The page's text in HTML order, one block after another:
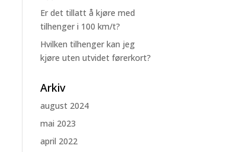
Er det tillatt å kjøre med
tilhenger i 100 km/t?
Hvilken tilhenger kan jeg
kjøre uten utvidet førerkort?
Arkiv
august 2024
mai 2023
april 2022